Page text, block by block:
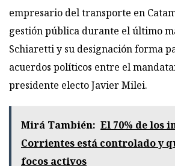
empresario del transporte en
gestión pública durante el último
Schiaretti y su designación forma
acuerdos políticos entre el
presidente electo Javier Milei.
Mirá También: El 70% de los
Corrientes está controlado y
focos activos